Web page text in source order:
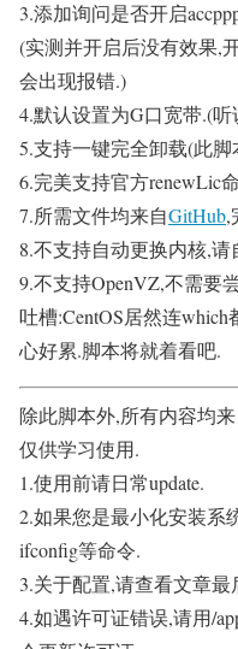
3.添加询问是否开启
(实测并开启后没有效果,
会出现报错.)
4.默认设置为G口宽带.(
5.支持一键完全卸载(此
6.完美支持官方renewLic
7.所需文件均来自GitHub,
8.不支持自动更换内核,
9.不支持OpenVZ,不需要
吐槽:CentOS居然连
心好累.脚本将就着看吧.
除此脚本外,所有内容均
仅供学习使用.
1.使用前请日常update.
2.如果您是最小化安装系
ifconfig等命令.
3.关于配置,请查看文章
4.如遇许可证错误,请用/